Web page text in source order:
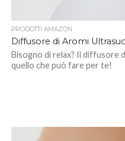
PRODOTTI AMAZON
Diffusore di Aromi
Bisogno di relax? Il diffusore
quello che può fare per te!